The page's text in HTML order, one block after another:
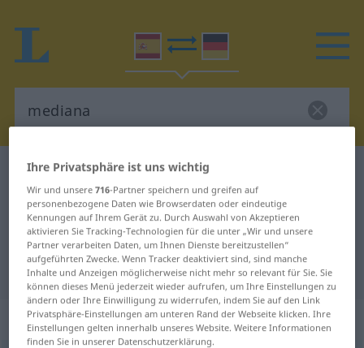
Spanisch-Deutsch Wörterbuch
Spanisch-Deutsch Übersetzung für
"mediana"
"mediana" Deutsch Übersetzung
„mediana“: femenino
Ihre Privatsphäre ist uns wichtig
Wir und unsere716-Partner speichern und greifen auf
personenbezogene Daten wie Browserdaten oder eindeutige
Kennungen auf Ihrem Gerät zu. Durch Auswahl von Akzeptieren
aktivieren Sie Tracking-Technologien für die unter „Wir und unsere
Partner verarbeiten Daten, um Ihnen Dienste bereitzustellen“
aufgeführten Zwecke. Wenn Tracker deaktiviert sind, sind manche
Inhalte und Anzeigen möglicherweise nicht mehr so relevant für Sie. Sie
können dieses Menü jederzeit wieder aufrufen, um Ihre Einstellungen zu
ändern oder Ihre Einwilligung zu widerrufen, indem Sie auf den Link
Privatsphäre-Einstellungen am unteren Rand der Webseite klicken. Ihre
Einstellungen gelten innerhalb unseres Website. Weitere Informationen
finden Sie in unserer Datenschutzerklärung.